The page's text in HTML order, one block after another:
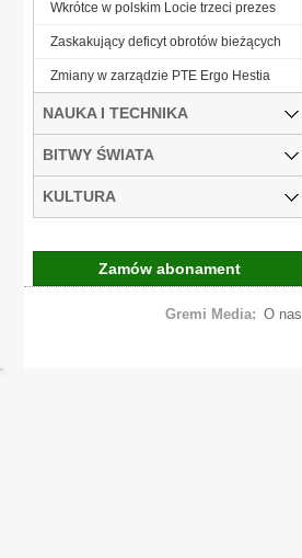
Wkrótce w polskim Locie trzeci prezes
Zaskakujący deficyt obrotów bieżących
Zmiany w zarządzie PTE Ergo Hestia
NAUKA I TECHNIKA
BITWY ŚWIATA
KULTURA
Zamów abonament
Gremi Media: O nas